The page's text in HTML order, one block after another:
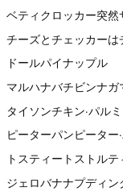
ベティクロッカー突
チーズとチェッカーは
ドールパイナップル
マルハナバチビンナ
タイソンチキン·パル
ピーターパンピーター
トスティートストル
ジェロバナナプディン